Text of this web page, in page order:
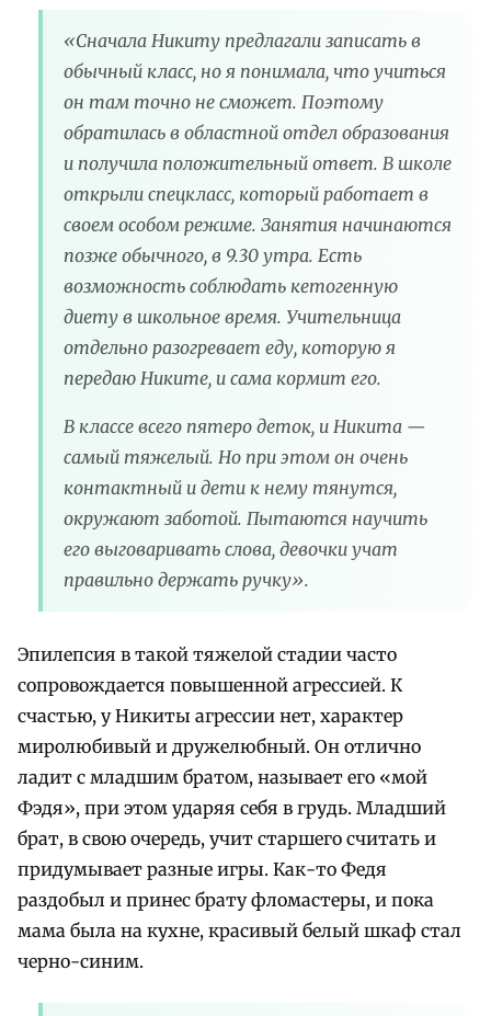
«Сначала Никиту предлагали записать в
обычный класс, но я понимала, что учиться
он там точно не сможет. Поэтому
обратилась в областной отдел образования
и получила положительный ответ. В школе
открыли спецкласс, который работает в
своем особом режиме. Занятия начинаются
позже обычного, в 9.30 утра. Есть
возможность соблюдать кетогенную
диету в школьное время. Учительница
отдельно разогревает еду, которую я
передаю Никите, и сама кормит его.
В классе всего пятеро деток, и Никита —
самый тяжелый. Но при этом он очень
контактный и дети к нему тянутся,
окружают заботой. Пытаются научить
его выговаривать слова, девочки учат
правильно держать ручку».
Эпилепсия в такой тяжелой стадии часто
сопровождается повышенной агрессией. К
счастью, у Никиты агрессии нет, характер
миролюбивый и дружелюбный. Он отлично
ладит с младшим братом, называет его «мой
Фэдя», при этом ударяя себя в грудь. Младший
брат, в свою очередь, учит старшего считать и
придумывает разные игры. Как-то Федя
раздобыл и принес брату фломастеры, и пока
мама была на кухне, красивый белый шкаф стал
черно-синим.